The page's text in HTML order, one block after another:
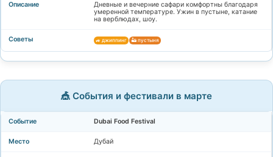
Дневные и вечерние сафари комфортны благодаря
умеренной температуре. Ужин в пустыне, катание
на верблюдах, шоу.
🚙 джиппинг 🏜️ пустыня
🎪 События и фестивали в марте
Dubai Food Festival
Дубай